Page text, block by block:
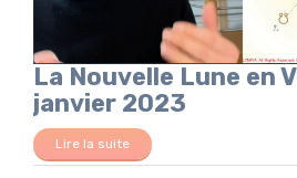
La Nouvelle Lune en
janvier 2023
Lire la suite